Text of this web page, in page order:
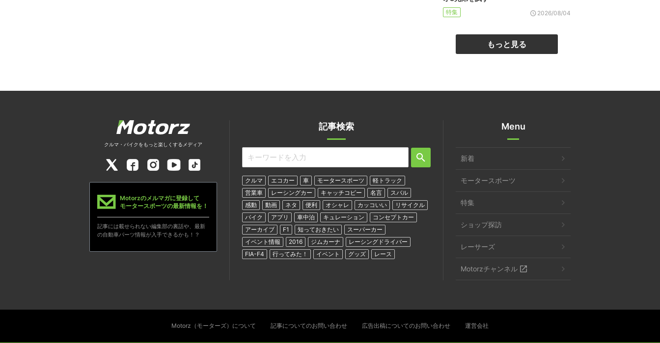
特集 2026/08/04
もっと見る
記事検索
クルマ エコカー 車 モータースポーツ
軽トラック
営業車
レーシングカー キャッチコピー 名言
スバル
感動
動画 ネタ 便利 オシャレ カッコいい
リサイクル
バイク
アプリ 車中泊 キュレーション
コンセプトカー
アーカイブ
F1 知っておきたい
スーパーカー
イベント情報
2016 ジムカーナ
レーシングドライバー
FIA-F4
行ってみた！ イベント グッズ レース
クルマ・バイクをもっと楽しくするメディア
Motorzのメルマガに登録して
モータースポーツの最新情報を！
記事には載せられない編集部の裏話や、最新
の自動車パーツ情報が入手できるかも！？
Menu
新着
モータースポーツ
特集
ショップ探訪
レーサーズ
Motorzチャンネル
Motorz（モーターズ）について 記事についてのお問い合わせ 広告出稿についてのお問い合わせ 運営会社